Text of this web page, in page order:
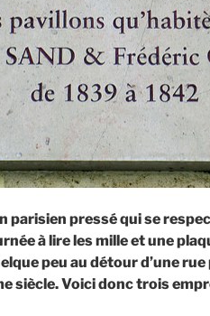
parisien pressé qui se
à lire les mille et une
peu au détour d’une
siècle. Voici donc trois